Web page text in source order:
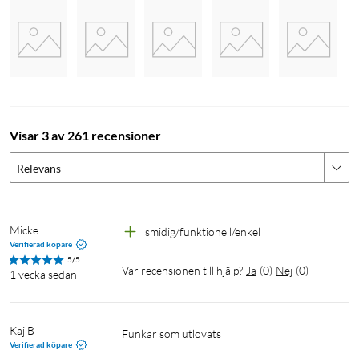
Visar 3 av 261 recensioner
Relevans
Micke
Verifierad köpare
5/5
1 vecka sedan
smidig/funktionell/enkel
Var recensionen till hjälp? Ja (0) Nej (0)
Kaj B
Verifierad köpare
Funkar som utlovats